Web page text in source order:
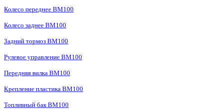
Колесо переднее BM100
Колесо заднее BM100
Задний тормоз BM100
Рулевое управление BM100
Передняя вилка BM100
Крепление пластика BM100
Топливный бак BM100